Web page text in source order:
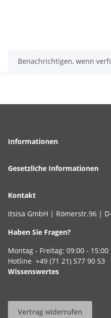
Benachrichtigen, wenn
Informationen
Gesetzliche Informationen
Kontakt
itsisa GmbH | Römerstr.96 |
Haben Sie Fragen?
Montag - Freitag: 09:00 - 15:00
Hotline +49 (71 21) 577 90 53
Wissenswertes
Vertrag widerrufen